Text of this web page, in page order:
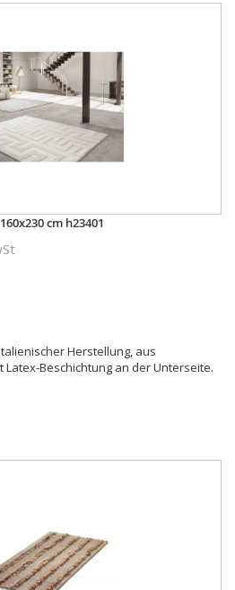
cm h23401
Herstellung, aus
Beschichtung an der Unterseite.